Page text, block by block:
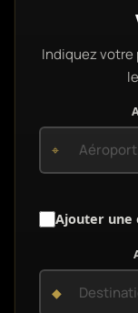
Indiquez
⌖
Ajouter une
◆